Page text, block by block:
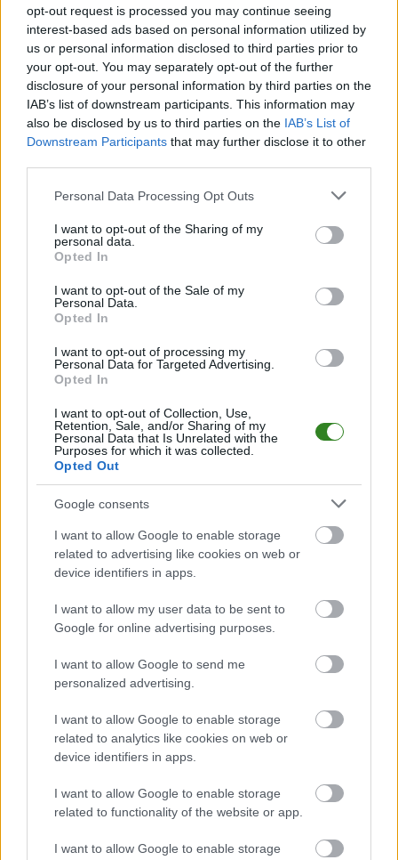
opt-out request is processed you may continue seeing
interest-based ads based on personal information utilized by
us or personal information disclosed to third parties prior to
your opt-out. You may separately opt-out of the further
disclosure of your personal information by third parties on the
IAB’s list of downstream participants. This information may
also be disclosed by us to third parties on the IAB’s List of
Downstream Participants that may further disclose it to other
Please note that this website/app uses one or more Google
not limited to your visit or usage behaviour. You may click to
grant or deny consent to Google and its third-party tags to
use your data for below specified purposes in below Google
consent section.
Personal Data Processing Opt Outs
I want to opt-out of the Sharing of my
personal data.
Opted In
I want to opt-out of the Sale of my
Personal Data.
Opted In
I want to opt-out of processing my
Personal Data for Targeted Advertising.
Opted In
I want to opt-out of Collection, Use,
Retention, Sale, and/or Sharing of my
Personal Data that Is Unrelated with the
Purposes for which it was collected.
Opted Out
Google consents
I want to allow Google to enable storage
related to advertising like cookies on web or
device identifiers in apps.
I want to allow my user data to be sent to
Google for online advertising purposes.
I want to allow Google to send me
personalized advertising.
I want to allow Google to enable storage
related to analytics like cookies on web or
device identifiers in apps.
I want to allow Google to enable storage
related to functionality of the website or app.
I want to allow Google to enable storage
Po zakończeniu spotkania automatycznie publikujemyoficjalny wynik
spotkania, a także dane meczowe, jeśli są dostępne.
Pełny harmonogram rozgrywek dostępny jest tutaj:Dębica > Klasa B,
gr. I - terminarz .
Informacje o składach i strzelcach
W miarę dostępności danych, publikujemyskłady wyjściowe,
rezerwowych, zmiany oraz listę strzelców bramek. Informacje te
Jeśli jesteś kibicem klubu Borkovia Borek Wielki lub Progres Kawęczyn -
zaglądaj tutaj częściej. Nasz serwis regularnie dostarcza informacje o
terminach meczów, wynikach, transferach i newsach klubowych
PodkarpacieLive.pl to największa baza
bądź na bieżąco z wydarzeniami z boisk!
Analiza przed meczem: Borkovia Borek Wielki vs Progres
Borkovia Borek Wielki - Progres Kawęczyn
odbędzie się w
ramach 4. kolejki - Dębica > Klasa B, gr. I. Spotkanie zostanie rozegrane w
Borkovia Borek Wielkiprzystępuje do tego spotkania w roli
gospodarza. Jak drużyna radzi sobie w sezonie 2025/2026 rozgrywek
Dębica > Klasa B, gr. I przed własną publicznością? Na tej stronie możecie
zobaczyć tabelę uwzględniającą tylko mecze u siebie. W tabeli biorącej
pod uwagę tylko mecze wyjazdowe możecie natomiast sprawdzić jak
spisuje się klubProgres Kawęczyn
Dębica > Klasa B, gr. I - sytuacja w tabeli
Przed meczami 4. kolejki - Dębica > Klasa B, gr. I gospodarze (Borkovia
Borek Wielki) zajmują7. miejscew tabeli. Goście (Progres Kawęczyn)
Poniżej znajdziesz także ostatnie mecze obu drużyn oraz statystyki
bramkowe.
Borkovia Borek Wielki vs. Progres Kawęczyn - relacja, wynik na
żywo, transmisja
Wynik meczu Borkovia Borek Wielki - Progres Kawęczyn znajdziesz na
naszej stronie zaraz po jego zakończeniu. Jeżeli szukasz informacji
meczowych, zajrzyj tutaj:Borkovia Borek Wielki vs. Progres
Kawęczyn - wynik, składy, strzelcy
Jeżeli w internecie lub TV dostępna jest
albo innych spotkań
Dębica > Klasa B, gr. I na pewno znajdziesz takie informacje na naszym
portalu. Możliwe jednak, że nigdzie nie pojawi się stream online z tego